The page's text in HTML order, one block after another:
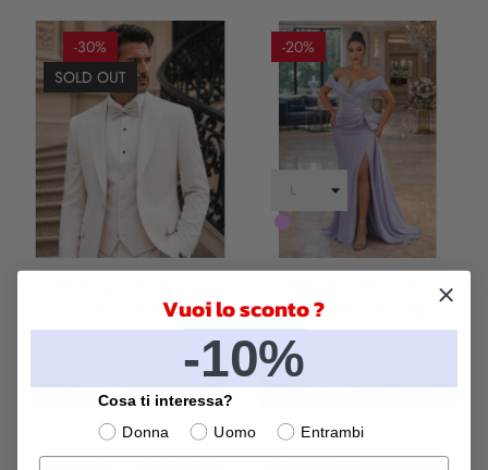
-30%
SOLD OUT
panna - Pascal
284,90 €
CARRELLO
-20%
LILLA
sirena, glicine - Olga
339,00 €
CARRELLO
Vuoi lo sconto ?
-10%
Cosa ti interessa?
Donna
Uomo
Entrambi
Cognome